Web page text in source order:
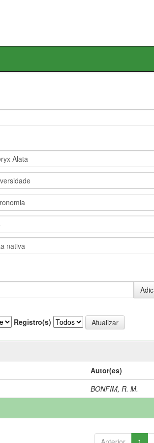
Registro(s)
Autor(es)
BONFIM, R. M.